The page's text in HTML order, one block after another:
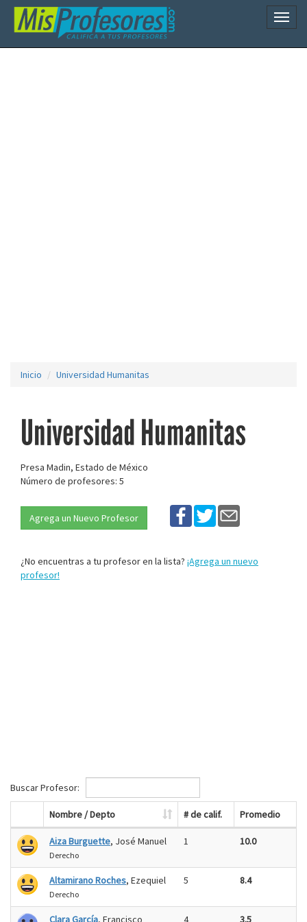
Inicio Universidad Humanitas
Universidad Humanitas
Presa Madin, Estado de México
Número de profesores: 5
Agrega un Nuevo Profesor
¿No encuentras a tu profesor en la lista? ¡Agrega un nuevo
profesor!
Buscar Profesor:
Nombre / Depto # de calif. Promedio
Aiza Burguette, José Manuel
Derecho
1 10.0
Altamirano Roches, Ezequiel
Derecho
5 8.4
Clara García, Francisco 4 3.5